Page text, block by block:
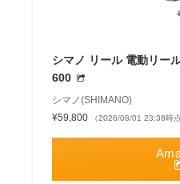
シマノ リール 電動リー
600
シマノ(SHIMANO)
¥59,800
（2026/08/01 23:38時